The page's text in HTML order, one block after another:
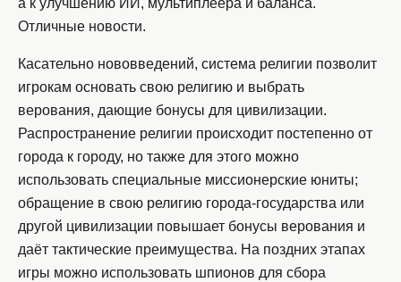
а к улучшению ИИ, мультиплеера и баланса.
Отличные новости.
Касательно нововведений, система религии позволит
игрокам основать свою религию и выбрать
верования, дающие бонусы для цивилизации.
Распространение религии происходит постепенно от
города к городу, но также для этого можно
использовать специальные миссионерские юниты;
обращение в свою религию города-государства или
другой цивилизации повышает бонусы верования и
даёт тактические преимущества. На поздних этапах
игры можно использовать шпионов для сбора